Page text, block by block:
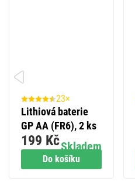
Do košíku
23×
Lithiová baterie
GP AA (FR6), 2 ks
Skladem
199 Kč